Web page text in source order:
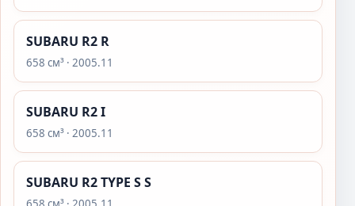
SUBARU R2 R
658 см³ · 2005.11
SUBARU R2 I
658 см³ · 2005.11
SUBARU R2 TYPE S S